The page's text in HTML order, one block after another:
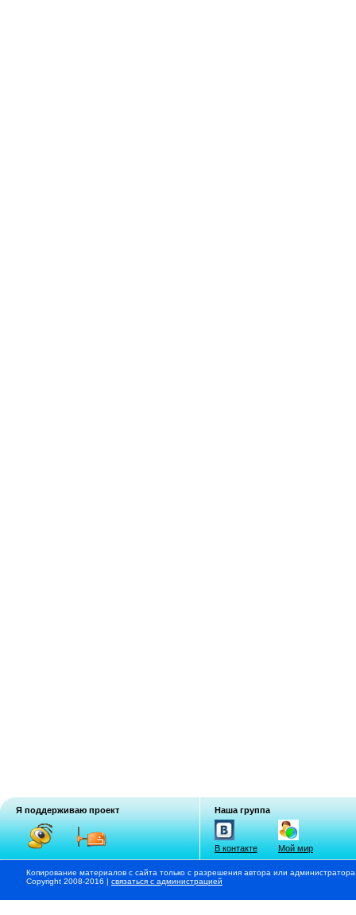
Я поддерживаю проект Наша группа
В контакте Мой мир
Копирование материалов с сайта только с разрешения автора или
Copyright 2008-2016 | связаться с администрацией